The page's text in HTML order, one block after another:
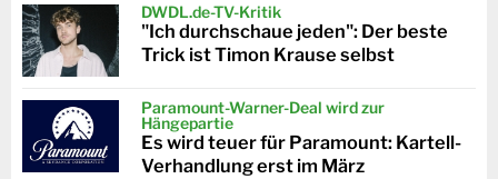
DWDL.de-TV-Kritik
"Ich durchschaue jeden": Der beste
Trick ist Timon Krause selbst
Paramount-Warner-Deal wird zur
Hängepartie
Es wird teuer für Paramount: Kartell-
Verhandlung erst im März